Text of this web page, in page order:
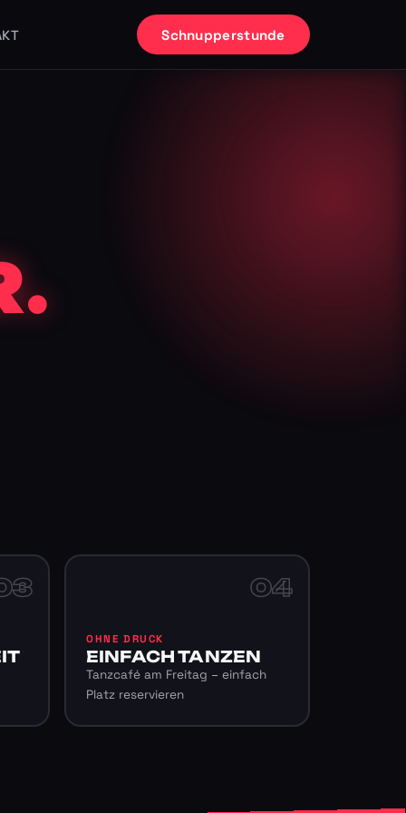
Schnupperstunde
04
OHNE DRUCK
EINFACH TANZEN
Tanzcafé am Freitag – einfach
Platz reservieren